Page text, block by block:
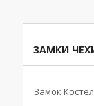
ЗАМКИ
Замок